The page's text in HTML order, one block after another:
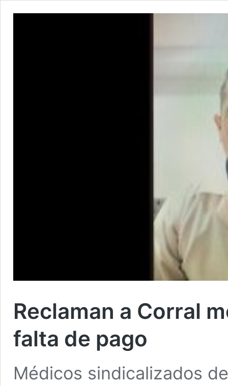
Reclaman a Corral
falta de pago
Médicos sindicalizados